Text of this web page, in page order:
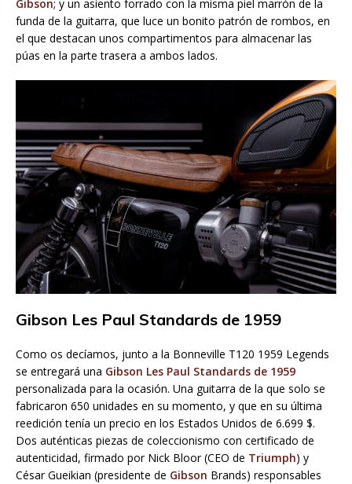
Gibson; y un asiento forrado con la misma piel marrón de la
funda de la guitarra, que luce un bonito patrón de rombos, en
el que destacan unos compartimentos para almacenar las
púas en la parte trasera a ambos lados.
Gibson Les Paul Standards de 1959
Como os decíamos, junto a la Bonneville T120 1959 Legends
se entregará una Gibson Les Paul Standards de 1959
personalizada para la ocasión. Una guitarra de la que solo se
fabricaron 650 unidades en su momento, y que en su última
reedición tenía un precio en los Estados Unidos de 6.699 $.
Dos auténticas piezas de coleccionismo con certificado de
autenticidad, firmado por Nick Bloor (CEO de Triumph) y
César Gueikian (presidente de Gibson Brands) responsables